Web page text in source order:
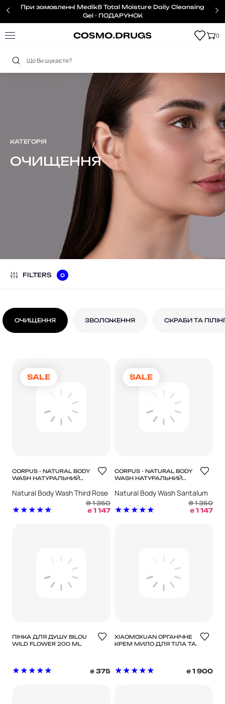
При замовленні Medik8 Total Moisture Daily Cleansing
Gel - ПОДАРУНОК
0
КАТЕГОРІЯ
ОЧИЩЕННЯ
FILTERS 0
ОЧИЩЕННЯ ЗВОЛОЖЕННЯ СКРАБИ ТА
SALE
CORPUS - NATURAL BODY
WASH НАТУРАЛЬНИЙ
ROSE
Natural Body Wash Third Rose
₴ 1 350
₴ 1 147
SALE
CORPUS - NATURAL BODY
WASH НАТУРАЛЬНИЙ
SANTALUM
Natural Body Wash Santalum
₴ 1 350
₴ 1 147
ПІНКА ДЛЯ ДУШУ BILOU
WILD FLOWER 200 ML
₴ 375
XIAOMOXUAN ОРГАНІЧНЕ
КРЕМ МИЛО ДЛЯ ТІЛА ТА
₴ 1 900